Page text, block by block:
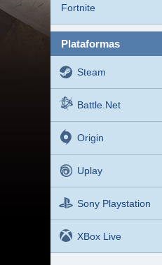
Fortnite
plataformas
Steam
Battle.net
Origin
Uplay
Sony Playstation
XBox Live